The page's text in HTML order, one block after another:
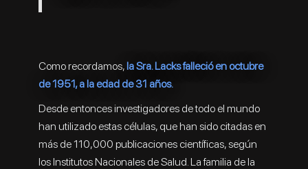
Como recordamos,la Sra. Lacks falleció en octubre
de 1951, a la edad de 31 años.
Desde entonces investigadores de todo el mundo
han utilizado estas células, que han sido citadas en
más de 110,000 publicaciones científicas, según
los Institutos Nacionales de Salud. La familia de la